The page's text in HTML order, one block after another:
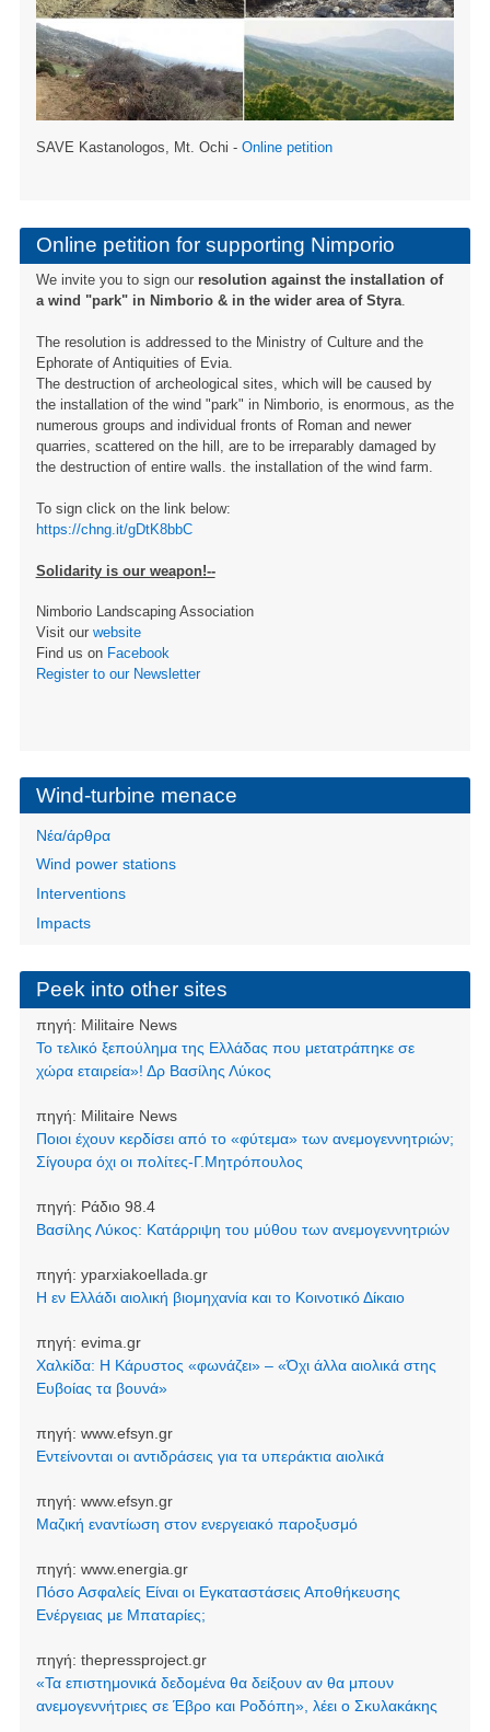
SAVE Kastanologos, Mt. Ochi - Online petition
Online petition for supporting Nimporio
We invite you to sign our resolution against the installation of
a wind "park" in Nimborio & in the wider area of ​​Styra.
The resolution is addressed to the Ministry of Culture and the
Ephorate of Antiquities of Evia.
The destruction of archeological sites, which will be caused by
the installation of the wind "park" in Nimborio, is enormous, as the
numerous groups and individual fronts of Roman and newer
quarries, scattered on the hill, are to be irreparably damaged by
the destruction of entire walls. the installation of the wind farm.
To sign click on the link below:
https://chng.it/gDtK8bbC
Solidarity is our weapon!--
Nimborio Landscaping Association
Visit our website
Find us on Facebook
Register to our Newsletter
Wind-turbine menace
Νέα/άρθρα
Wind power stations
Interventions
Impacts
Peek into other sites
πηγή: Militaire News
Το τελικό ξεπούλημα της Ελλάδας που μετατράπηκε σε
χώρα εταιρεία»! Δρ Βασίλης Λύκος
πηγή: Militaire News
Ποιοι έχουν κερδίσει από το «φύτεμα» των ανεμογεννητριών;
Σίγουρα όχι οι πολίτες-Γ.Μητρόπουλος
πηγή: Ράδιο 98.4
Βασίλης Λύκος: Κατάρριψη του μύθου των ανεμογεννητριών
πηγή: yparxiakoellada.gr
Η εν Ελλάδι αιολική βιομηχανία και το Κοινοτικό Δίκαιο
πηγή: evima.gr
Χαλκίδα: Η Κάρυστος «φωνάζει» – «Όχι άλλα αιολικά στης
Ευβοίας τα βουνά»
πηγή: www.efsyn.gr
Εντείνονται οι αντιδράσεις για τα υπεράκτια αιολικά
πηγή: www.efsyn.gr
Μαζική εναντίωση στον ενεργειακό παροξυσμό
πηγή: www.energia.gr
Πόσο Ασφαλείς Είναι οι Εγκαταστάσεις Αποθήκευσης
Ενέργειας με Μπαταρίες;
πηγή: thepressproject.gr
«Τα επιστημονικά δεδομένα θα δείξουν αν θα μπουν
ανεμογεννήτριες σε Έβρο και Ροδόπη», λέει ο Σκυλακάκης